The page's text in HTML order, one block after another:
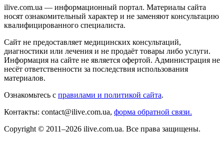
ilive.com.ua — информационный портал. Материалы сайта
носят ознакомительный характер и не заменяют консультацию
квалифицированного специалиста.
Сайт не предоставляет медицинских консультаций,
диагностики или лечения и не продаёт товары либо услуги.
Информация на сайте не является офертой. Администрация не
несёт ответственности за последствия использования
материалов.
Ознакомьтесь с правилами и политикой сайта.
Контакты: contact@ilive.com.ua, форма обратной связи.
Copyright © 2011–2026 ilive.com.ua. Все права защищены.